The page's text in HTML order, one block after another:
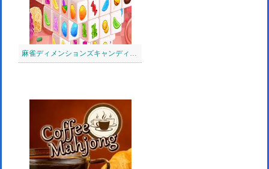
麻雀ディメンションズキャンディ：640秒